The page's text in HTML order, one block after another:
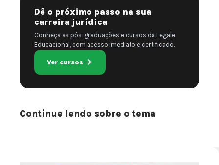
Dê o próximo passo na sua
carreira jurídica
Conheça as pós-graduações e cursos da Legale
Educacional, com acesso imediato e certificado.
Ver cursos
Continue lendo sobre o tema